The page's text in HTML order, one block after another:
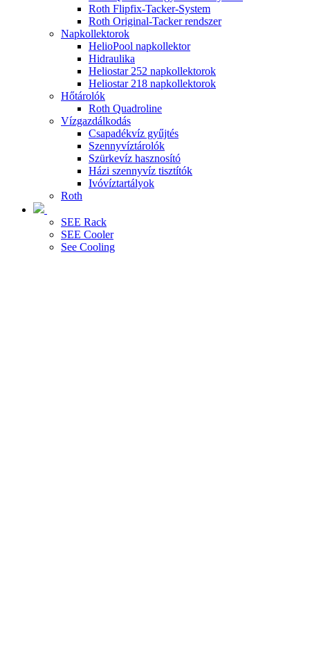
Roth Flipfix-Tacker-System
Roth Original-Tacker rendszer
Napkollektorok
HelioPool napkollektor
Hidraulika
Heliostar 252 napkollektorok
Heliostar 218 napkollektorok
Hőtárolók
Roth Quadroline
Vízgazdálkodás
Csapadékvíz gyűjtés
Szennyvíztárolók
Szürkevíz hasznosító
Házi szennyvíz tisztítók
Ivóvíztartályok
Roth
SEE Rack
SEE Cooler
See Cooling